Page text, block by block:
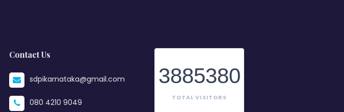
Contact Us
sdpikarnataka@gmail.com
080 4210 9049
3885380
TOTAL VISITORS